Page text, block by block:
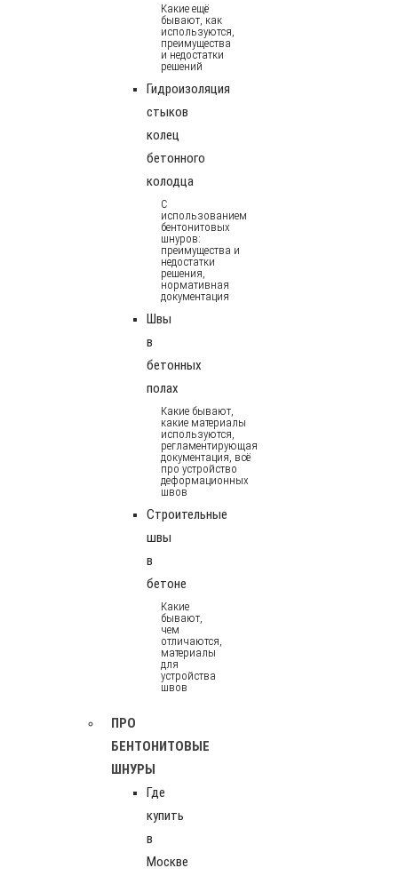
Какие ещё
бывают, как
используются,
преимущества
и недостатки
решений
Гидроизоляция
стыков
колец
бетонного
колодца
С
использованием
бентонитовых
шнуров:
преимущества и
недостатки
решения,
нормативная
документация
Швы
в
бетонных
полах
Какие бывают,
какие материалы
используются,
регламентирующая
документация, всё
про устройство
деформационных
швов
Строительные
швы
в
бетоне
Какие
бывают,
чем
отличаются,
материалы
для
устройства
швов
ПРО
БЕНТОНИТОВЫЕ
ШНУРЫ
Где
купить
в
Москве